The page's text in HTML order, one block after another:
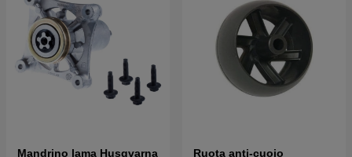
Mandrino lama Husqvarna
Ruota anti-cuoio